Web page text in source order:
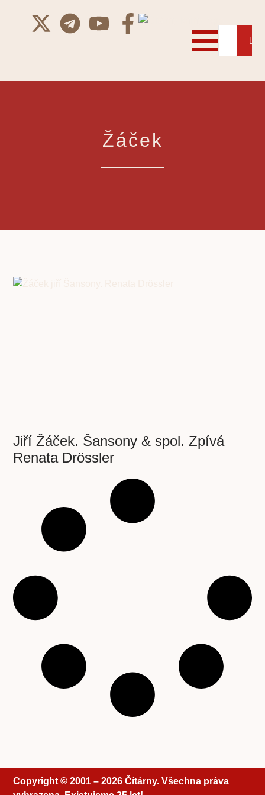
Žáček
Jiří Žáček. Šansony & spol. Zpívá
Renata Drössler
Copyright © 2001 – 2026 Čítárny. Všechna práva